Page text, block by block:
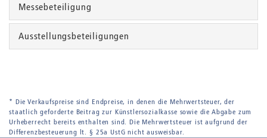
Messebeteiligung
Ausstellungsbeteiligungen
* Die Verkaufspreise sind Endpreise, in denen die Mehrwertsteuer, der
staatlich geforderte Beitrag zur Künstlersozialkasse sowie die Abgabe zum
Urheberrecht bereits enthalten sind. Die Mehrwertsteuer ist aufgrund der
Differenzbesteuerung lt. § 25a UstG nicht ausweisbar.